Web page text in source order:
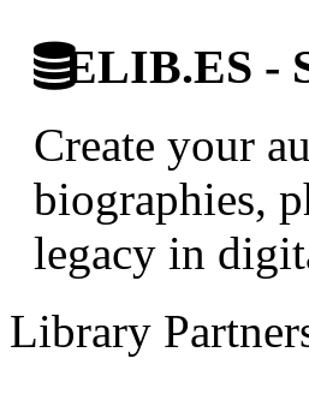
ELIB.ES -
Create your
biographies,
legacy in
Library